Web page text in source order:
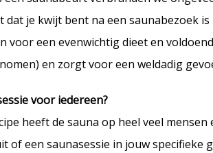
dat je kwijt bent na een saunabezoek
voor een evenwichtig dieet en
en zorgt voor een weldadig
voor iedereen?
heeft de sauna op heel veel
of een saunasessie in jouw specifieke